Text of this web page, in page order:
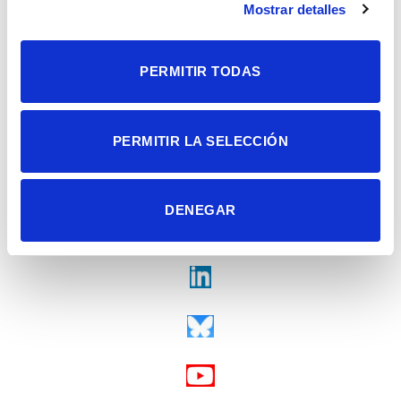
Mostrar detalles
PERMITIR TODAS
PERMITIR LA SELECCIÓN
DENEGAR
Tel. + 34 965 23 37 00